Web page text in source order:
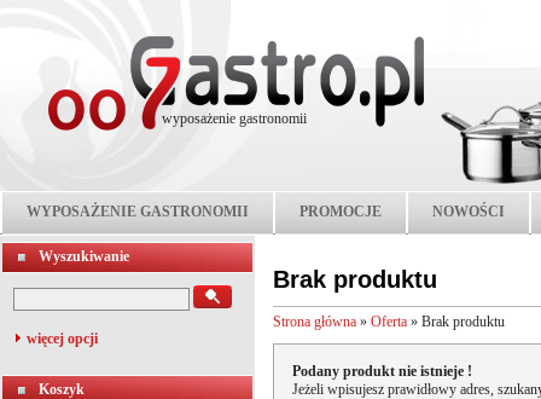
wyposażenie gastronomii
WYPOSAŻENIE GASTRONOMII PROMOCJE NOWOŚCI
Wyszukiwanie
więcej opcji
Koszyk
Brak produktu
Strona główna » Oferta » Brak produktu
Podany produkt nie istnieje !
Jeżeli wpisujesz prawidłowy adres,